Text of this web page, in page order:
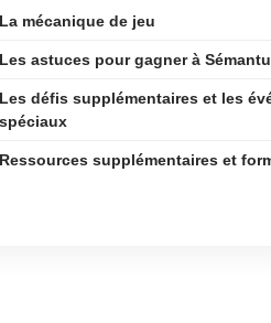
La mécanique de jeu
Les astuces pour gagner à
Les défis supplémentaires et les
spéciaux
Ressources supplémentaires et